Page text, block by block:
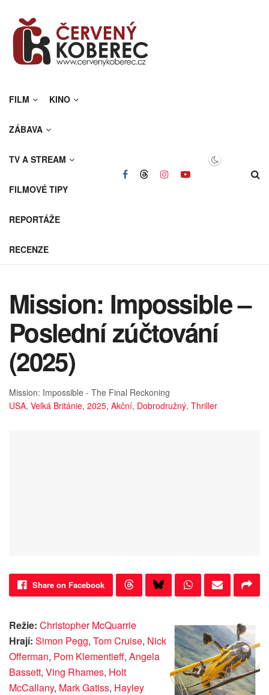
FILM KINO
ZÁBAVA
TV A STREAM
FILMOVÉ TIPY
REPORTÁŽE
RECENZE
Mission: Impossible –
Poslední zúčtování
(2025)
Mission: Impossible - The Final Reckoning
USA, Velká Británie, 2025, Akční, Dobrodružný, Thriller
Share on Facebook
Režie: Christopher McQuarrie
Hrají: Simon Pegg, Tom Cruise, Nick
Offerman, Pom Klementieff, Angela
Bassett, Ving Rhames, Holt
McCallany, Mark Gatiss, Hayley